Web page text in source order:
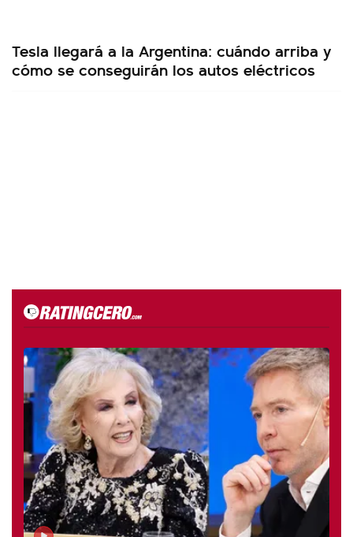
Tesla llegará a la Argentina: cuándo arriba y
cómo se conseguirán los autos eléctricos